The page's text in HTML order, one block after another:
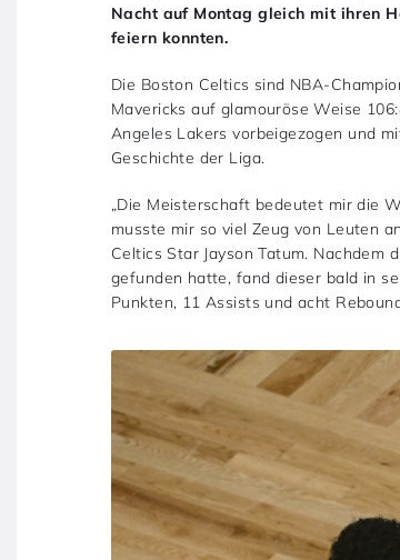
Nacht auf Montag gleich mit ihren
feiern konnten.
Die Boston Celtics sind NBA-
Mavericks auf glamouröse Weise
Angeles Lakers vorbeigezogen und
Geschichte der Liga.
„Die Meisterschaft bedeutet mir die
musste mir so viel Zeug von Leuten
Celtics Star Jayson Tatum.
gefunden hatte, fand dieser bald in
Punkten, 11 Assists und acht